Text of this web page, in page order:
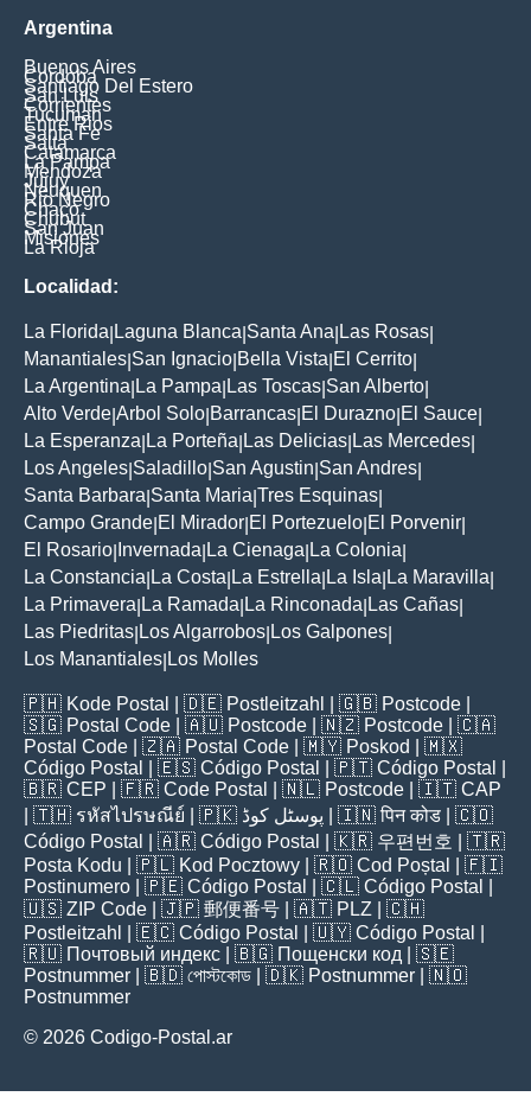
Argentina
Buenos Aires
Cordoba
Santiago Del Estero
San Luis
Corrientes
Tucuman
Entre Rios
Santa Fe
Salta
Catamarca
La Pampa
Mendoza
Jujuy
Neuquen
Rio Negro
Chaco
Chubut
San Juan
Misiones
La Rioja
Localidad:
La Florida Laguna Blanca Santa Ana Las Rosas
Manantiales San Ignacio Bella Vista El Cerrito
La Argentina La Pampa Las Toscas San Alberto
Alto Verde Arbol Solo Barrancas El Durazno El Sauce
La Esperanza La Porteña Las Delicias Las Mercedes
Los Angeles Saladillo San Agustin San Andres
Santa Barbara Santa Maria Tres Esquinas
Campo Grande El Mirador El Portezuelo El Porvenir
El Rosario Invernada La Cienaga La Colonia
La Constancia La Costa La Estrella La Isla La Maravilla
La Primavera La Ramada La Rinconada Las Cañas
Las Piedritas Los Algarrobos Los Galpones
Los Manantiales Los Molles
🇵🇭 Kode Postal | 🇩🇪 Postleitzahl | 🇬🇧 Postcode
🇸🇬 Postal Code | 🇦🇺 Postcode | 🇳🇿 Postcode | 🇨🇦
Postal Code | 🇿🇦 Postal Code | 🇲🇾 Poskod
| 🇲🇽
Código Postal
| 🇪🇸 Código Postal | 🇵🇹 Código Postal
🇧🇷 CEP | 🇫🇷 Code Postal | 🇳🇱 Postcode | 🇮🇹 CAP
| 🇹🇭 รหัสไปรษณีย์ | 🇵🇰 پوسٹل کوڈ | 🇮🇳पिन कोड | 🇨🇴
Código Postal
| 🇦🇷 Código Postal | 🇰🇷 우편번호
| 🇹🇷
Posta Kodu | 🇵🇱 Kod Pocztowy | 🇷🇴 Cod Poștal
| 🇫🇮
Postinumero | 🇵🇪 Código Postal | 🇨🇱 Código Postal
🇺🇸 ZIP Code | 🇯🇵 郵便番号 | 🇦🇹 PLZ | 🇨🇭
Postleitzahl
| 🇪🇨 Código Postal | 🇺🇾 Código Postal
🇷🇺 Почтовый индекс | 🇧🇬 Пощенски код | 🇸🇪
Postnummer | 🇧🇩 পোস্টকোড | 🇩🇰 Postnummer | 🇳🇴
Postnummer
© 2026 Codigo-Postal.ar